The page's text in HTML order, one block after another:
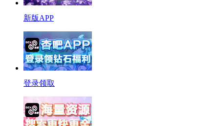
新版APP
登录领取